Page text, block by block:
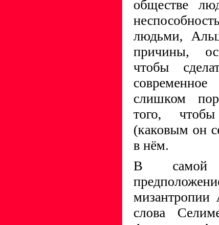
обществе
людьми,
причины,
чтобы
слишком
того,
(каковым он
в нём.
В самой
мизантропии
слова